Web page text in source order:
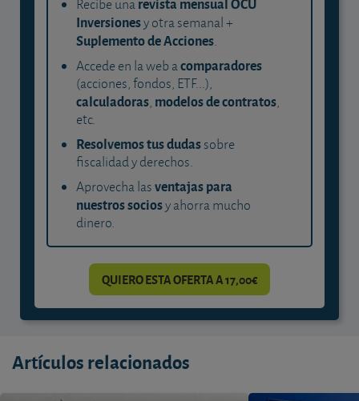
Recibe una
Inversionesy otra semanal +
Suplemento de Acciones.
Accede en la web acomparadores
(acciones, fondos, ETF...),
calculadoras, modelos de contratos,
etc.
Resolvemos tus dudassobre
fiscalidad y derechos.
Aprovecha lasventajas para
nuestros sociosy ahorra mucho
dinero.
QUIERO ESTA OFERTA A 17,00€
Artículos relacionados